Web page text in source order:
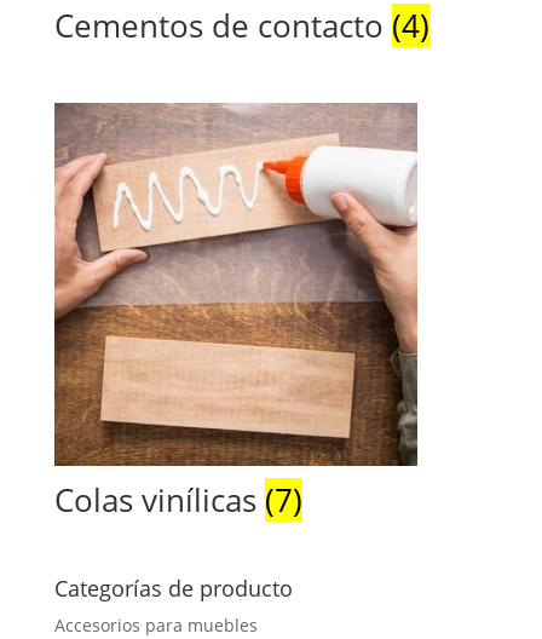
Cementos de contacto (4)
Colas vinílicas (7)
Categorías de producto
Accesorios para muebles